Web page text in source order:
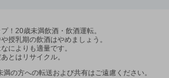
！20歳未満飲酒・飲酒運転。
授乳期の飲酒はやめましょう。
によりも適量です。
とはリサイクル。
の方への転送および共有はご遠慮ください。